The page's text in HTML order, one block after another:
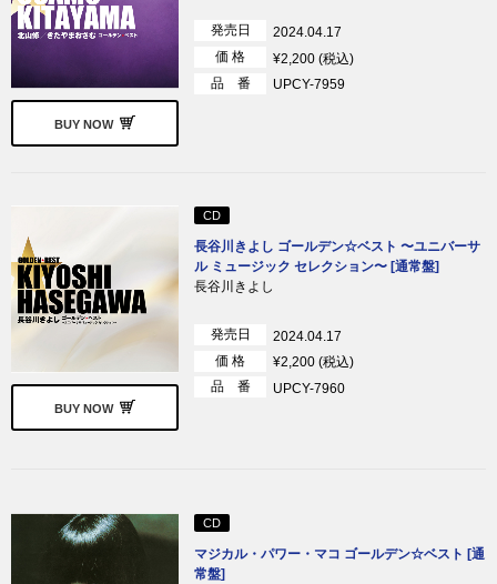
BUY NOW
発売日
2024.04.17
価 格
¥2,200 (税込)
品 番
UPCY-7959
BUY NOW
CD
長谷川きよし ゴールデン☆ベスト 〜ユニバーサ
ル ミュージック セレクション〜 [通常盤]
長谷川きよし
発売日
2024.04.17
価 格
¥2,200 (税込)
品 番
UPCY-7960
CD
マジカル・パワー・マコ ゴールデン☆ベスト [通
常盤]